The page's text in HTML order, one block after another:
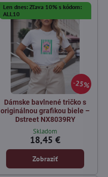
25%
Len dnes: Zľava 10% s kódom:
ALL10
Dámske bavlnené tričko s
originálnou grafikou biele –
Dstreet NX8039RY
Skladom
18,45 €
Zobraziť